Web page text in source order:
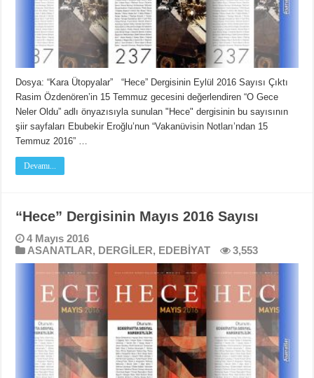
Dosya: “Kara Ütopyalar” “Hece” Dergisinin Eylül 2016 Sayısı Çıktı
Rasim Özdenören’in 15 Temmuz gecesini değerlendiren “O Gece
Neler Oldu” adlı önyazısıyla sunulan "Hece" dergisinin bu sayısının
şiir sayfaları Ebubekir Eroğlu’nun “Vakanüvisin Notları’ndan 15
Temmuz 2016” …
Devamı...
“Hece” Dergisinin Mayıs 2016 Sayısı
4 Mayıs 2016
ASANATLAR, DERGİLER, EDEBİYAT 3,553